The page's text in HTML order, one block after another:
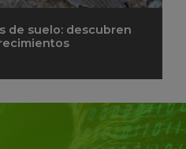
de suelo: descubren